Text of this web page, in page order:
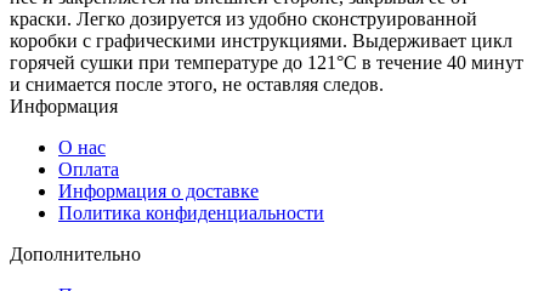
краски. Легко дозируется из удобно сконструированной
коробки с графическими инструкциями. Выдерживает цикл
горячей сушки при температуре до 121°С в течение 40 минут
и снимается после этого, не оставляя следов.
Информация
О нас
Оплата
Информация о доставке
Политика конфиденциальности
Дополнительно